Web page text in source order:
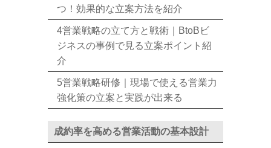
つ！効果的な立案方法を紹介
4営業戦略の立て方と戦術｜BtoBビ
ジネスの事例で見る立案ポイント紹
介
5営業戦略研修｜現場で使える営業力
強化策の立案と実践が出来る
成約率を高める営業活動の基本設計